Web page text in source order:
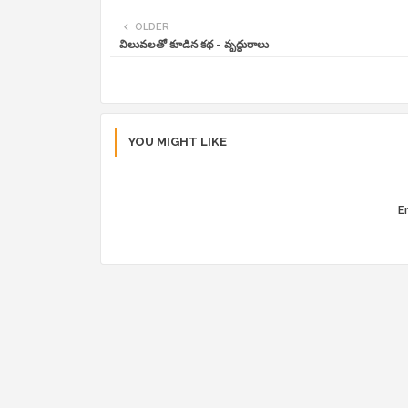
OLDER
విలువలతో కూడిన కథ - వృద్ధురాలు
YOU MIGHT LIKE